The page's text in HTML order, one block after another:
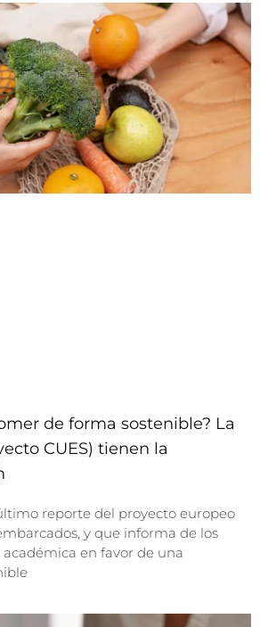
de forma sostenible? La
CUES) tienen la
reporte del proyecto europeo
y que informa de los
en favor de una